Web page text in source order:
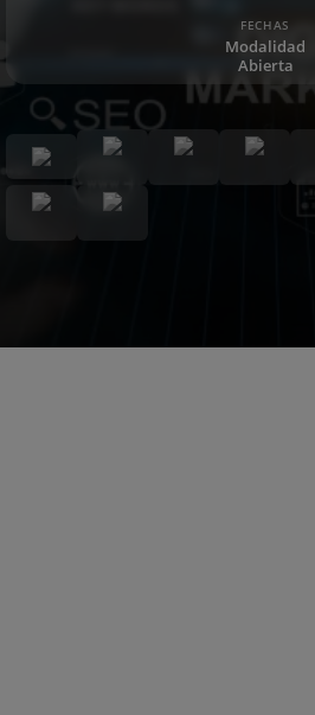
FECHAS
Modalidad
Abierta